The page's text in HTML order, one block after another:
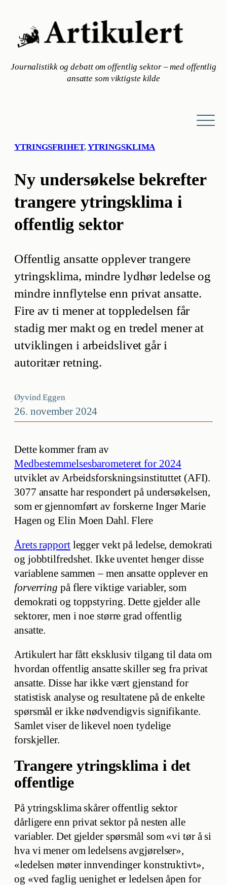
innhold
Journalistikk og debatt om offentlig sektor – med offentlig
ansatte som viktigste kilde
YTRINGSFRIHET, YTRINGSKLIMA
Ny undersøkelse bekrefter
trangere ytringsklima i
offentlig sektor
Offentlig ansatte opplever trangere
ytringsklima, mindre lydhør ledelse og
mindre innflytelse enn privat ansatte.
Fire av ti mener at toppledelsen får
stadig mer makt og en tredel mener at
utviklingen i arbeidslivet går i
autoritær retning.
Øyvind Eggen
26. november 2024
Dette kommer fram av
Medbestemmelsesbarometeret for 2024
utviklet av Arbeidsforskningsinstituttet (AFI).
3077 ansatte har respondert på undersøkelsen,
som er gjennomført av forskerne Inger Marie
Hagen og Elin Moen Dahl. Flere
Årets rapportlegger vekt på ledelse, demokrati
og jobbtilfredshet. Ikke uventet henger disse
variablene sammen – men ansatte opplever en
forverring på flere viktige variabler, som
demokrati og toppstyring. Dette gjelder alle
sektorer, men i noe større grad offentlig
ansatte.
Artikulert har fått eksklusiv tilgang til data om
hvordan offentlig ansatte skiller seg fra privat
ansatte. Disse har ikke vært gjenstand for
statistisk analyse og resultatene på de enkelte
spørsmål er ikke nødvendigvis signifikante.
Samlet viser de likevel noen tydelige
forskjeller.
Trangere ytringsklima i det
offentlige
På ytringsklima skårer offentlig sektor
dårligere enn privat sektor på nesten alle
variabler. Det gjelder spørsmål som «vi tør å si
hva vi mener om ledelsens avgjørelser»,
«ledelsen møter innvendinger konstruktivt»,
og «ved faglig uenighet er ledelsen åpen for